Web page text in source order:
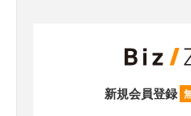
新規会員登録